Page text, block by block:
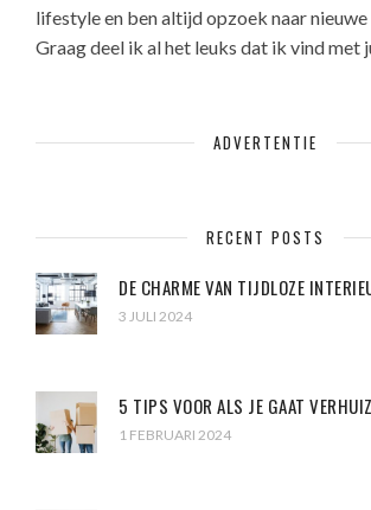
lifestyle en ben altijd opzoek naar
Graag deel ik al het leuks dat ik vind met
ADVERTENTIE
RECENT POSTS
DE CHARME VAN TIJDLOZE
3 JULI 2024
5 TIPS VOOR ALS JE GAAT
1 FEBRUARI 2024